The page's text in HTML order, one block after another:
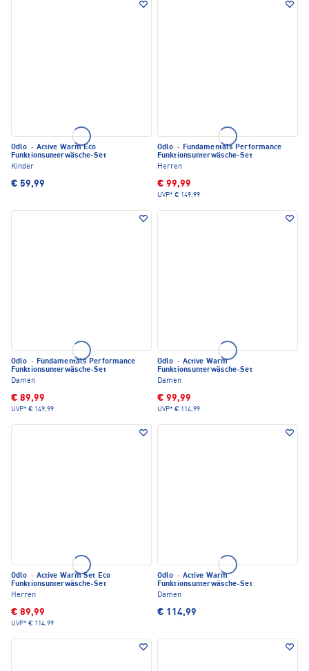
Odlo · Active Warm Eco
Funktionsunterwäsche-Set
Kinder
€ 59,99
Odlo · Fundamentals Performance
Funktionsunterwäsche-Set
Herren
€ 99,99
UVP* € 149,99
Odlo · Fundamentals Performance
Funktionsunterwäsche-Set
Damen
€ 89,99
UVP* € 149,99
Odlo · Active Warm
Funktionsunterwäsche-Set
Damen
€ 99,99
UVP* € 114,99
Odlo · Active Warm Set Eco
Funktionsunterwäsche-Set
Herren
€ 89,99
UVP* € 114,99
Odlo · Active Warm
Funktionsunterwäsche-Set
Damen
€ 114,99